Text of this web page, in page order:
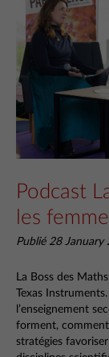
Podcast
les
Publié 28 January
La Boss des
Texas
l’enseignement
forment,
stratégies